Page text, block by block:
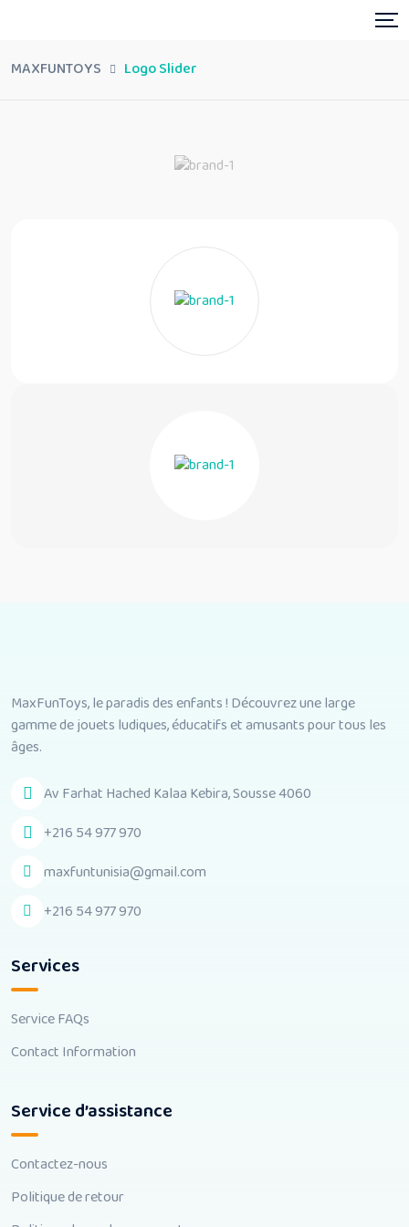
MAXFUNTOYS Logo Slider
MaxFunToys, le paradis des enfants ! Découvrez une large
gamme de jouets ludiques, éducatifs et amusants pour tous les
âges.
Av Farhat Hached Kalaa Kebira, Sousse 4060
+216 54 977 970
maxfuntunisia@gmail.com
+216 54 977 970
Services
Service FAQs
Contact Information
Service d’assistance
Contactez-nous
Politique de retour